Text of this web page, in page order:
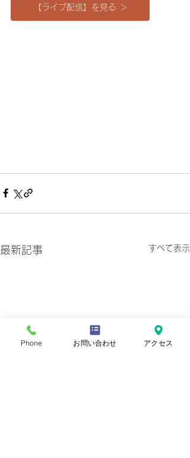
【ライブ配信】を見る ＞
最新記事 すべて表示
Phone お問い合わせ アクセス